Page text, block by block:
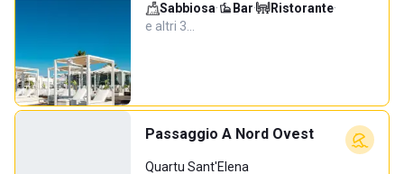
Sabbiosa· Bar· Ristorante·
e altri 3…
Passaggio A Nord Ovest
Quartu Sant'Elena